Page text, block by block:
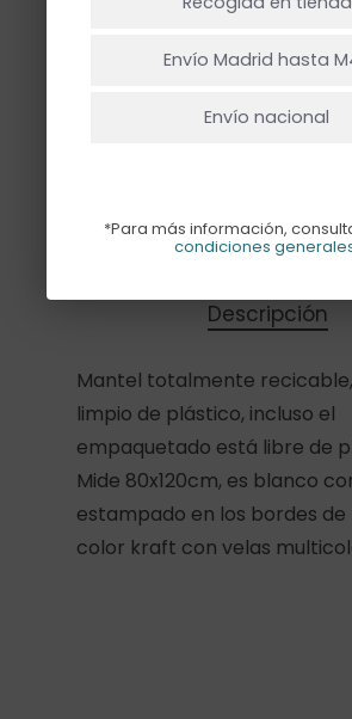
MANTEL ECO
VELAS
Descripción
Mantel totalmente recicable,
limpio de plástico, incluso el
empaquetado está libre de
Mide 80x120cm, es blanco
estampado en los bordes de
color kraft con velas
Envío Madrid hasta
Envío nacional
*Para más información,
condiciones